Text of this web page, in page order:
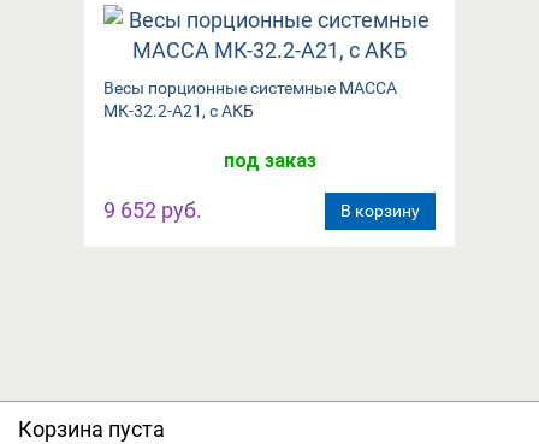
Весы порционные системные МАССА
МК-32.2-А21, с АКБ
под заказ
9 652 руб. В корзину
Корзина пуста